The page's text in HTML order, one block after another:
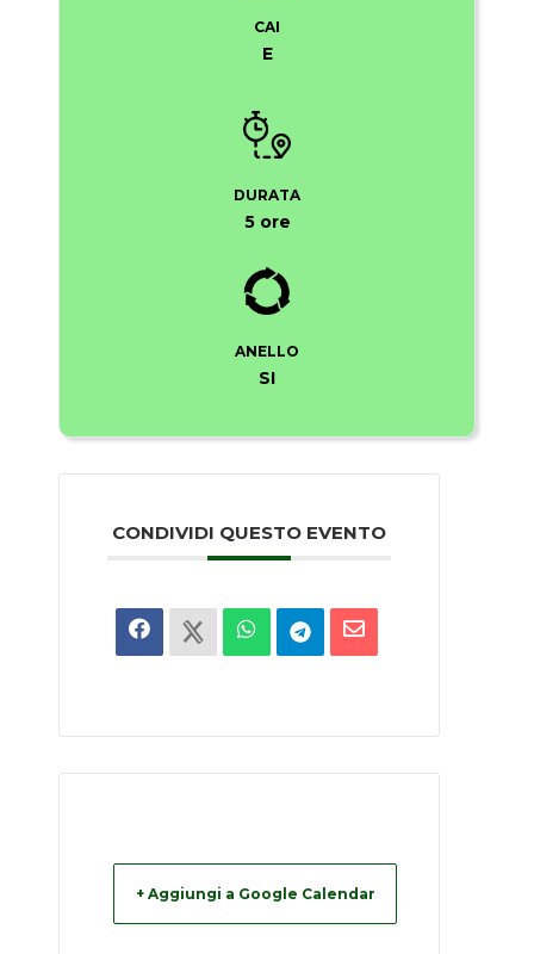
CAI
E
DURATA
5 ore
ANELLO
SI
CONDIVIDI QUESTO EVENTO
+ Aggiungi a Google Calendar